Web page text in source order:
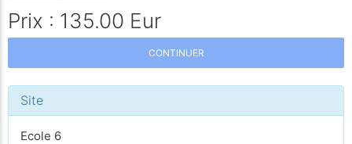
Prix : 135.00 Eur
CONTINUER
Site
Ecole 6